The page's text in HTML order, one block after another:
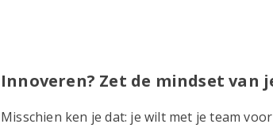
Innoveren? Zet de mindset van
Misschien ken je dat: je wilt met je team